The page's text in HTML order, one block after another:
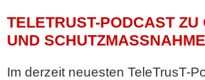
TELETRUST-PODCAST
UND
Im derzeit neuesten TeleTrusT-